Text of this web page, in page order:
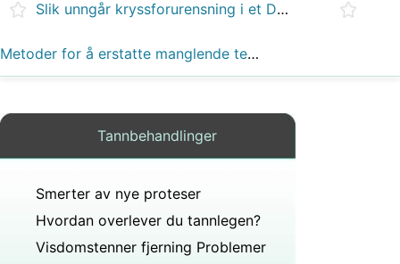
Slik unngår kryssforurensning i et Dental Office
Metoder for å erstatte manglende tenner
Tannbehandlinger
Smerter av nye proteser
Hvordan overlever du tannlegen?
Visdomstenner fjerning Problemer